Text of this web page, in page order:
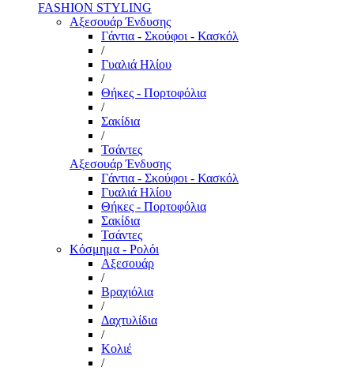
FASHION STYLING
Αξεσουάρ Ένδυσης
Γάντια - Σκούφοι - Κασκόλ
/
Γυαλιά Ηλίου
/
Θήκες - Πορτοφόλια
/
Σακίδια
/
Τσάντες
Αξεσουάρ Ένδυσης
Γάντια - Σκούφοι - Κασκόλ
Γυαλιά Ηλίου
Θήκες - Πορτοφόλια
Σακίδια
Τσάντες
Κόσμημα - Ρολόι
Αξεσουάρ
/
Βραχιόλια
/
Δαχτυλίδια
/
Κολιέ
/